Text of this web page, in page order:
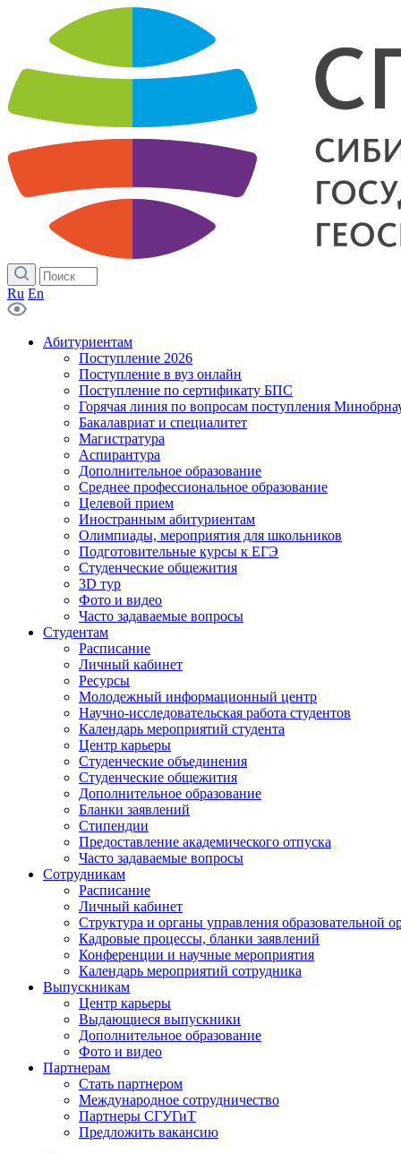
Ru En
Абитуриентам
Поступление 2026
Поступление в вуз онлайн
Поступление по сертификату БПС
Горячая линия по вопросам поступления
Бакалавриат и специалитет
Магистратура
Аспирантура
Дополнительное образование
Среднее профессиональное образование
Целевой прием
Иностранным абитуриентам
Олимпиады, мероприятия для школьников
Подготовительные курсы к ЕГЭ
Студенческие общежития
3D тур
Фото и видео
Часто задаваемые вопросы
Студентам
Расписание
Личный кабинет
Ресурсы
Молодежный информационный центр
Научно-исследовательская работа студентов
Календарь мероприятий студента
Центр карьеры
Студенческие объединения
Студенческие общежития
Дополнительное образование
Бланки заявлений
Стипендии
Предоставление академического отпуска
Часто задаваемые вопросы
Сотрудникам
Расписание
Личный кабинет
Структура и органы управления образовательной
Кадровые процессы, бланки заявлений
Конференции и научные мероприятия
Календарь мероприятий сотрудника
Выпускникам
Центр карьеры
Выдающиеся выпускники
Дополнительное образование
Фото и видео
Партнерам
Стать партнером
Международное сотрудничество
Партнеры СГУГиТ
Предложить вакансию